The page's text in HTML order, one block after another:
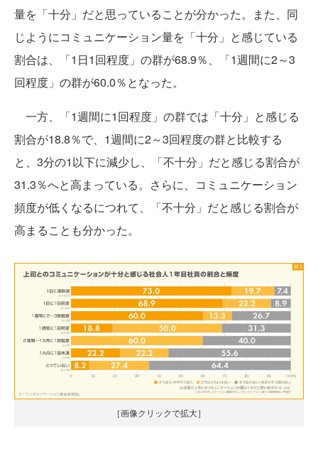
量を「十分」だと思っていることが分かった。また、同
じようにコミュニケーション量を「十分」と感じている
割合は、「1日1回程度」の群が68.9％、「1週間に2～3
回程度」の群が60.0％となった。
一方、「1週間に1回程度」の群では「十分」と感じる
割合が18.8％で、1週間に2～3回程度の群と比較する
と、3分の1以下に減少し、「不十分」だと感じる割合が
31.3％へと高まっている。さらに、コミュニケーション
頻度が低くなるにつれて、「不十分」だと感じる割合が
高まることも分かった。
［画像クリックで拡大］